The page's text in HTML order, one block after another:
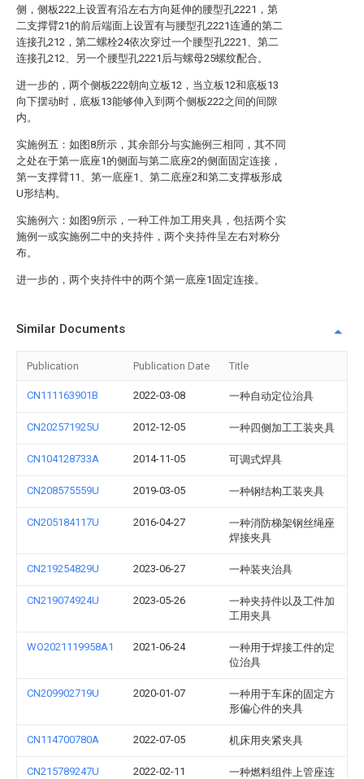
侧，侧板222上设置有沿左右方向延伸的腰型孔2221，第
二支撑臂21的前后端面上设置有与腰型孔2221连通的第二
连接孔212，第二螺栓24依次穿过一个腰型孔2221、第二
连接孔212、另一个腰型孔2221后与螺母25螺纹配合。
进一步的，两个侧板222朝向立板12，当立板12和底板13
向下摆动时，底板13能够伸入到两个侧板222之间的间隙
内。
实施例五：如图8所示，其余部分与实施例三相同，其不同
之处在于第一底座1的侧面与第二底座2的侧面固定连接，
第一支撑臂11、第一底座1、第二底座2和第二支撑板形成
U形结构。
实施例六：如图9所示，一种工件加工用夹具，包括两个实
施例一或实施例二中的夹持件，两个夹持件呈左右对称分
布。
进一步的，两个夹持件中的两个第一底座1固定连接。
Similar Documents
Publication Publication Date Title
CN111163901B 2022-03-08 一种自动定位治具
CN202571925U 2012-12-05 一种四侧加工工装夹具
CN104128733A 2014-11-05 可调式焊具
CN208575559U 2019-03-05 一种钢结构工装夹具
CN205184117U 2016-04-27
一种消防梯架钢丝绳座
焊接夹具
CN219254829U 2023-06-27 一种装夹治具
CN219074924U 2023-05-26
一种夹持件以及工件加
工用夹具
WO2021119958A1 2021-06-24
一种用于焊接工件的定
位治具
CN209902719U 2020-01-07
一种用于车床的固定方
形偏心件的夹具
CN114700780A 2022-07-05 机床用夹紧夹具
CN215789247U 2022-02-11
一种燃料组件上管座连